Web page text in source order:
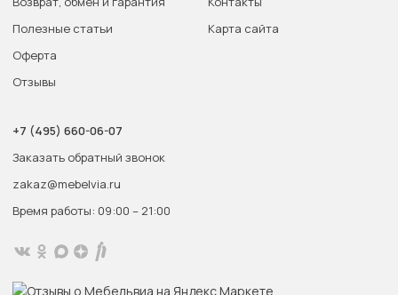
Полезные статьи
Оферта
Отзывы
Карта сайта
+7 (495) 660-06-07
Заказать обратный звонок
zakaz@mebelvia.ru
Время работы: 09:00 – 21:00